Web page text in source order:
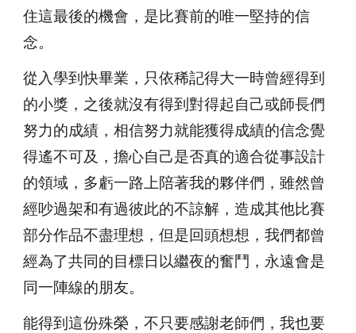
住這最後的機會，是比賽前的唯一堅持的信
念。
從入學到快畢業，只依稀記得大一時曾經得到
的小獎，之後就沒有得到對得起自己或師長們
努力的成績，相信努力就能獲得成績的信念覺
得遙不可及，擔心自己是否真的適合從事設計
的領域，多虧一路上陪著我的夥伴們，雖然曾
經吵過架和有過彼此的不諒解，造成其他比賽
部分作品不盡理想，但是回頭想想，我們都曾
經為了共同的目標日以繼夜的奮鬥，永遠會是
同一陣線的朋友。
能得到這份殊榮，不只要感謝老師們，我也要